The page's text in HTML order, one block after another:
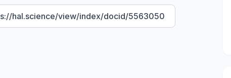
hal.science/view/index/docid/5563050